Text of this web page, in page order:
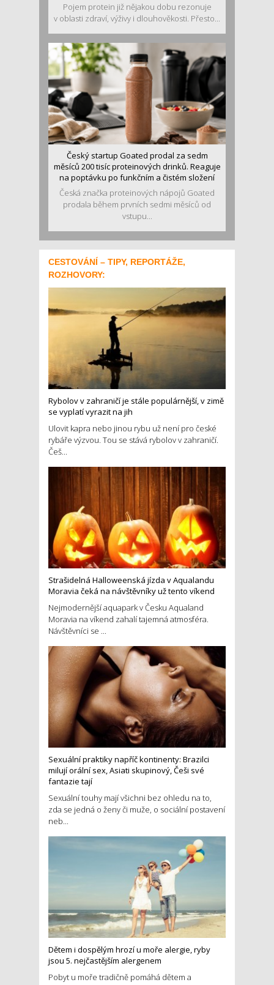
Pojem protein již nějakou dobu rezonuje
v oblasti zdraví, výživy i dlouhověkosti. Přesto...
Český startup Goated prodal za sedm
měsíců 200 tisíc proteinových drinků. Reaguje
na poptávku po funkčním a čistém složení
Česká značka proteinových nápojů Goated
prodala během prvních sedmi měsíců od
vstupu...
CESTOVÁNÍ – TIPY, REPORTÁŽE,
ROZHOVORY:
Rybolov v zahraničí je stále populárnější, v zimě
se vyplatí vyrazit na jih
Ulovit kapra nebo jinou rybu už není pro české
rybáře výzvou. Tou se stává rybolov v zahraničí.
Češ...
Strašidelná Halloweenská jízda v Aqualandu
Moravia čeká na návštěvníky už tento víkend
Nejmodernější aquapark v Česku Aqualand
Moravia na víkend zahalí tajemná atmosféra.
Návštěvníci se ...
Sexuální praktiky napříč kontinenty: Brazilci
milují orální sex, Asiati skupinový, Češi své
fantazie tají
Sexuální touhy mají všichni bez ohledu na to,
zda se jedná o ženy či muže, o sociální postavení
neb...
Dětem i dospělým hrozí u moře alergie, ryby
jsou 5. nejčastějším alergenem
Pobyt u moře tradičně pomáhá dětem a